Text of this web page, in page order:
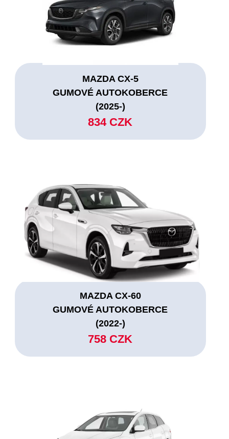
MAZDA CX-5
GUMOVÉ AUTOKOBERCE
(2025-)
834 CZK
MAZDA CX-60
GUMOVÉ AUTOKOBERCE
(2022-)
758 CZK